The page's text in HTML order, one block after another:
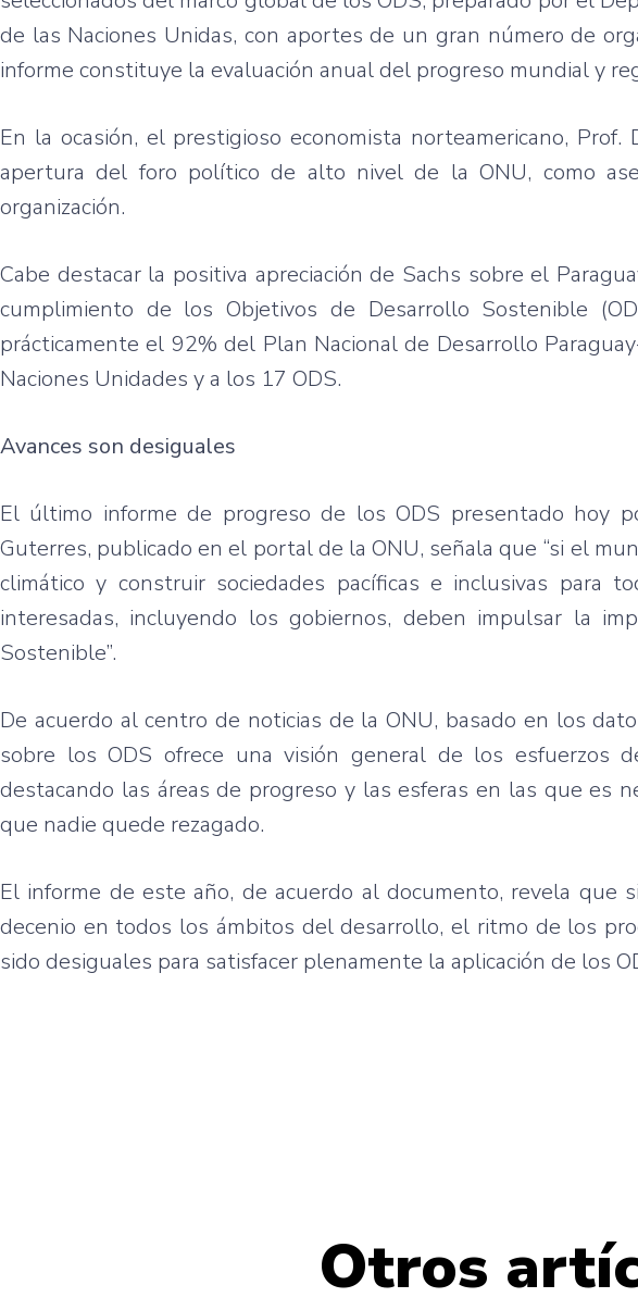
de las Naciones Unidas, con aportes de un gran número de
informe constituye la evaluación anual del progreso mundial y
En la ocasión, el prestigioso economista norteamericano,
apertura del foro político de alto nivel de la ONU, como
organización.
Cabe destacar la positiva apreciación de Sachs sobre el
cumplimiento de los Objetivos de Desarrollo Sostenible
prácticamente el 92% del Plan Nacional de Desarrollo
Naciones Unidades y a los 17 ODS.
Avances son desiguales
El último informe de progreso de los ODS presentado hoy
Guterres, publicado en el portal de la ONU, señala que “si el
climático y construir sociedades pacíficas e inclusivas para
interesadas, incluyendo los gobiernos, deben impulsar la
Sostenible”.
De acuerdo al centro de noticias de la ONU, basado en los
sobre los ODS ofrece una visión general de los esfuerzos
destacando las áreas de progreso y las esferas en las que es
que nadie quede rezagado.
El informe de este año, de acuerdo al documento, revela
decenio en todos los ámbitos del desarrollo, el ritmo de los
sido desiguales para satisfacer plenamente la aplicación de los
Otros